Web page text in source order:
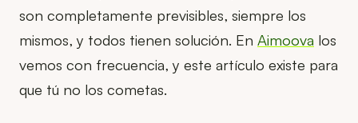
son completamente previsibles, siempre los
mismos, y todos tienen solución. En Aimoova los
vemos con frecuencia, y este artículo existe para
que tú no los cometas.